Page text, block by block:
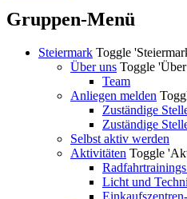
Gruppen-Menü
Steiermark Toggle
Über uns Toggle
Team
Anliegen melden
Zuständige
Zuständige
Selbst aktiv werden
Aktivitäten Toggle
Licht und